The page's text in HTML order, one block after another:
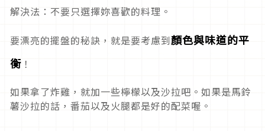
解決法：不要只選擇妳喜歡的料理。
要漂亮的擺盤的秘訣，就是要考慮到顏色與味道的平
衡 ！
如果拿了炸雞，就加一些檸檬以及沙拉吧。如果是馬鈴
薯沙拉的話，番茄以及火腿都是好的配菜喔。